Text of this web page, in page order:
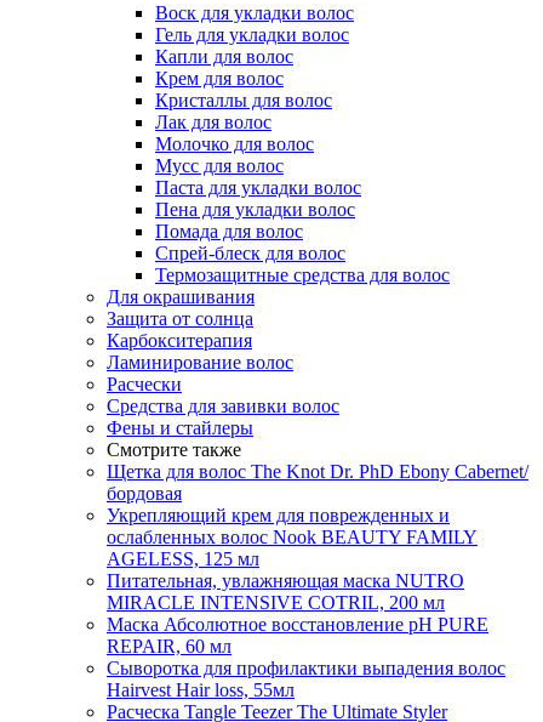
Воск для укладки волос
Гель для укладки волос
Капли для волос
Крем для волос
Кристаллы для волос
Лак для волос
Молочко для волос
Мусс для волос
Паста для укладки волос
Пена для укладки волос
Помада для волос
Спрей-блеск для волос
Термозащитные средства для волос
Для окрашивания
Защита от солнца
Карбокситерапия
Ламинирование волос
Расчески
Средства для завивки волос
Фены и стайлеры
Смотрите также
Щетка для волос The Knot Dr. PhD Ebony Cabernet/
бордовая
Укрепляющий крем для поврежденных и
ослабленных волос Nook BEAUTY FAMILY
AGELESS, 125 мл
Питательная, увлажняющая маска NUTRO
MIRACLE INTENSIVE COTRIL, 200 мл
Маска Абсолютное восстановление pH PURE
REPAIR, 60 мл
Сыворотка для профилактики выпадения волос
Hairvest Hair loss, 55мл
Расческа Tangle Teezer The Ultimate Styler